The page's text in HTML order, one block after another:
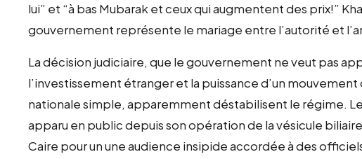
lui” et “à bas Mubarak et ceux qui augmentent des prix!”
gouvernement représente le mariage entre l’autorité et
La décision judiciaire, que le gouvernement ne veut pas
l’investissement étranger et la puissance d’un mouvement
nationale simple, apparemment déstabilisent le régime.
apparu en public depuis son opération de la vésicule
Caire pour un une audience insipide accordée à des